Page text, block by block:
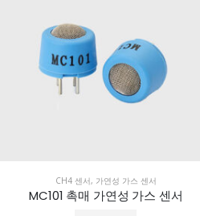
CH4 센서, 가연성 가스 센서
MC101 촉매 가연성 가스 센서